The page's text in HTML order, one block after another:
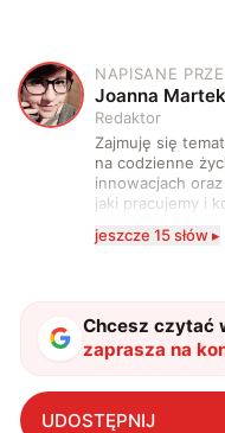
J
NAPISANE
Joanna
Redaktor
Zajmuję się
na codzienne
innowacjach
jaki pracujemy i
Szczególnie
technologii a
jeszcze 15 słów ▸
Chcesz czytać
zaprasza na
premiery. Do
skrytką na
UDOSTĘPNIJ